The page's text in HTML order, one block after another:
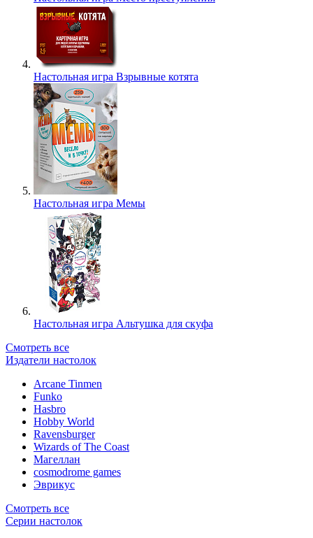
Настольная игра Взрывные котята
Настольная игра Мемы
Настольная игра Альтушка для скуфа
Смотреть все
Издатели настолок
Arcane Tinmen
Funko
Hasbro
Hobby World
Ravensburger
Wizards of The Coast
Магеллан
сosmodrome games
Эврикус
Смотреть все
Серии настолок